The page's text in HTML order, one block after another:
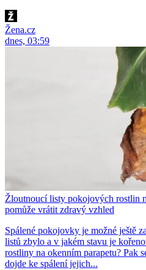
Žena.cz
dnes, 03:59
Žloutnoucí listy pokojových rostlin
pomůže vrátit zdravý vzhled
Spálené pokojovky je možné ještě
listů zbylo a v jakém stavu je
rostliny na okenním parapetu? Pak
dojde ke spálení jejich...